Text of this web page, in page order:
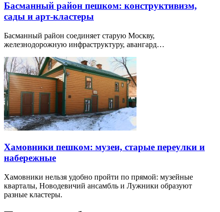
Басманный район пешком: конструктивизм,
сады и арт-кластеры
Басманный район соединяет старую Москву,
железнодорожную инфраструктуру, авангард…
Хамовники пешком: музеи, старые переулки и
набережные
Хамовники нельзя удобно пройти по прямой: музейные
кварталы, Новодевичий ансамбль и Лужники образуют
разные кластеры.